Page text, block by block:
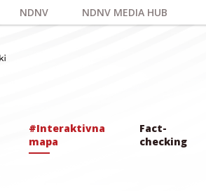
NDNV NDNV MEDIA HUB
#Interaktivna
mapa
Fact-
checking